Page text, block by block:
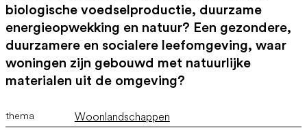
biologische voedselproductie, duurzame
energieopwekking en natuur? Een gezondere,
duurzamere en socialere leefomgeving, waar
woningen zijn gebouwd met natuurlijke
materialen uit de omgeving?
Woonlandschappen